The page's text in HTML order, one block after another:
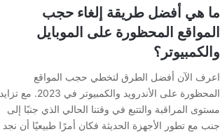
ما هي أفضل طريقة إلغاء حجب
المواقع المحظورة على الموبايل
والكمبيوتر؟
اعرف الآن أفضل الطرق لتخطي حجب المواقع
المحظورة على الأندرويد والكمبيوتر في 2023. مع تزايد
مستوى المراقبة والتتبع في وقتنا الحالي الذي جنبًا إلى
جنب مع تطور الأجهزة الحديثة فكان أمرًا طبيعيًا أن نجد